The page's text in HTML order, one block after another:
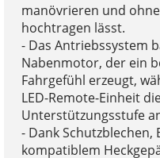
manövrieren und
hochtragen lässt.
- Das Antriebssystem
Nabenmotor, der ein
Fahrgefühl erzeugt,
LED-Remote-Einheit
Unterstützungsstufe
- Dank Schutzblechen,
kompatiblem